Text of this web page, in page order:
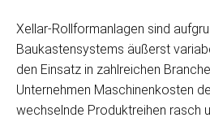
Xellar-Rollformanlagen sind
Baukastensystems äußerst
den Einsatz in zahlreichen
Unternehmen Maschinenkosten
wechselnde Produktreihen rasch